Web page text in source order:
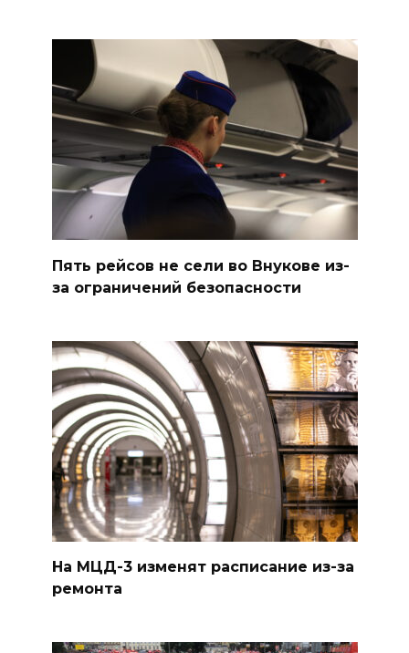
Пять рейсов не сели во Внукове из-
за ограничений безопасности
На МЦД-3 изменят расписание из-за
ремонта